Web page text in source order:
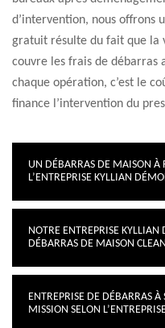
d’intervention, nous offrons
gratuit résulte du fait que la
couvre les frais de débarras
chaque opération, c’est le
finance l’intervention du
UN DÉBARRAS DE MAISON À
L’ENTREPRISE KYLLIAN
NOTRE ENTREPRISE
DÉBARRAS DE MAISON CLEAN
ENTREPRISE DE DÉBARRAS
MISSION SELON